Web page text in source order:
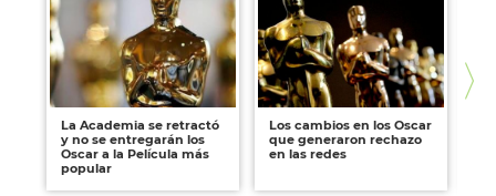
La Academia se retractó
y no se entregarán los
Oscar a la Película más
popular
Los cambios en los Oscar
que generaron rechazo
en las redes